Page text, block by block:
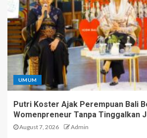
UMUM
Putri Koster Ajak Perempuan Bali
Womenpreneur Tanpa Tinggalkan
August 7, 2026 Admin